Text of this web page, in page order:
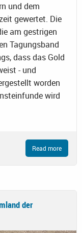
und dem
gewertet. Die
am gestrigen
Tagungsband
dass das Gold
- und
worden
wird
Read more
der